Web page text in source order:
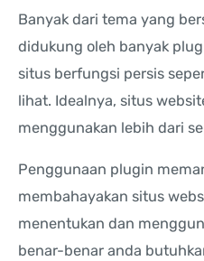
Banyak dari tema yang
didukung oleh banyak
situs berfungsi persis
lihat. Idealnya, situs
menggunakan lebih dari
Penggunaan plugin
membahayakan situs
menentukan dan
benar-benar anda